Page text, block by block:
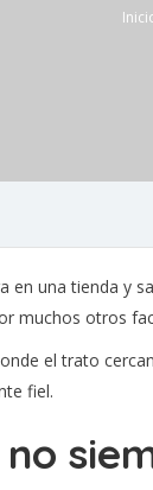
en una tienda y
muchos otros
el trato
fiel.